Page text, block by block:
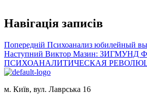
Навігація записів
Попередній Психоанализ юбилейный
Наступний Виктор Мазин: ЗИГМУНД
ПСИХОАНАЛИТИЧЕСКАЯ
м. Київ, вул. Лаврська 16